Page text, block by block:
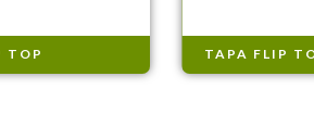
TOP TAPA FLIP